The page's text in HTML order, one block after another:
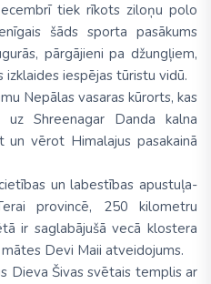
tiek rīkots ziloņu polo
šāds sporta pasākums
pārgājieni pa džungļiem,
izklaides iespējas tūristu vidū.
Nepālas vasaras kūrorts, kas
Shreenagar Danda kalna
vērot Himalajus pasakainā
un labestības apustuļa-
provincē, 250 kilometru
ir saglabājušā vecā klostera
Devi Maii atveidojums.
Dieva Šivas svētais templis ar